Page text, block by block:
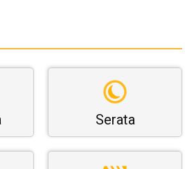
Serata